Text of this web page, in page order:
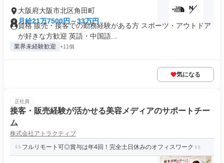
大阪府大阪市北区角田町
月給21万7500円～33万円
資格 販売・接客での勤務経験がある方 スポーツ・アウトドア
が好きな方歓迎 英語・中国語...
業界未経験歓迎 +11個
気になる
正社員
接客・販売経験が活かせる美容メディアのサポートチー
ム
株式会社アトラクティブ
フルリモート可◎賞与は年4回！完全土日休みのオフィスワーク